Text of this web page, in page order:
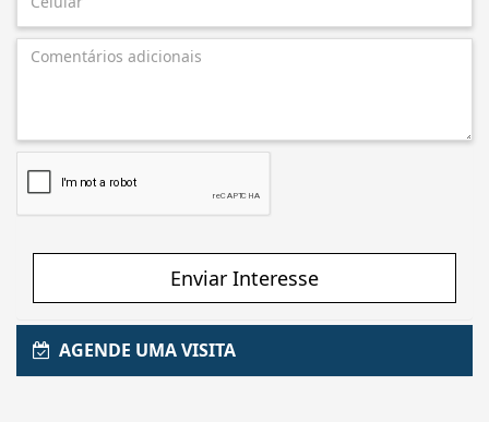
Enviar Interesse
AGENDE UMA VISITA